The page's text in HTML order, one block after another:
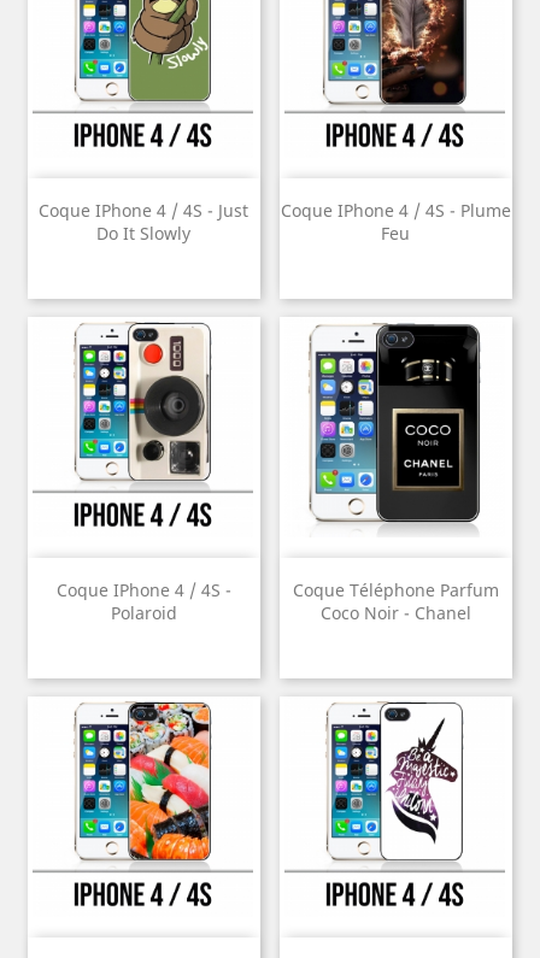
Coque IPhone 4 / 4S - Just
Do It Slowly
Coque IPhone 4 / 4S - Plume
Feu
Coque IPhone 4 / 4S -
Polaroid
Coque Téléphone Parfum
Coco Noir - Chanel